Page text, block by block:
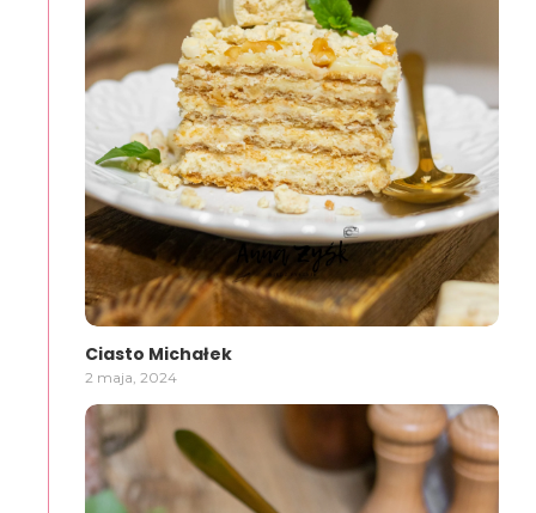
Ciasto Michałek
2 maja, 2024